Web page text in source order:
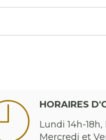
HORAIRES
Lundi 14h-
Mercredi et